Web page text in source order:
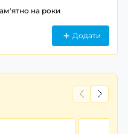
на роки
Додати